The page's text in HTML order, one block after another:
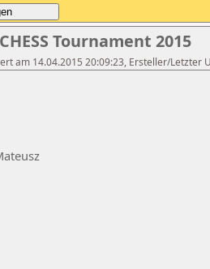
Tournament 2015
am 14.04.2015 20:09:23, Ersteller/Letzter